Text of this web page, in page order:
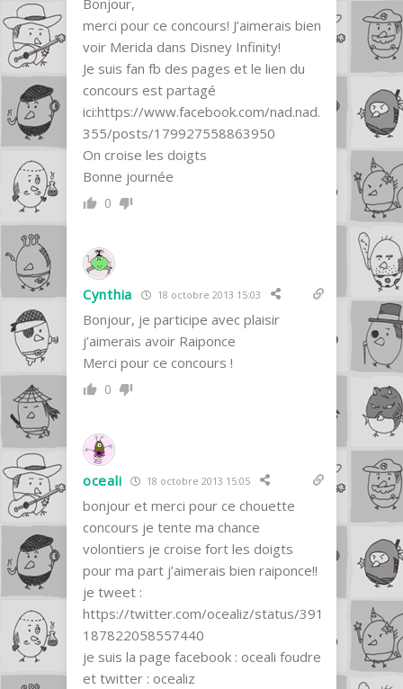
Bonjour,
merci pour ce concours! J’aimerais bien
voir Merida dans Disney Infinity!
Je suis fan fb des pages et le lien du
concours est partagé
ici:https://www.facebook.com/nad.nad.
355/posts/179927558863950
On croise les doigts
Bonne journée
0
Cynthia 18 octobre 2013 15:03
Bonjour, je participe avec plaisir
j’aimerais avoir Raiponce
Merci pour ce concours !
0
oceali 18 octobre 2013 15:05
bonjour et merci pour ce chouette
concours je tente ma chance
volontiers je croise fort les doigts
pour ma part j’aimerais bien raiponce!!
je tweet :
https://twitter.com/ocealiz/status/391
187822058557440
je suis la page facebook : oceali foudre
et twitter : ocealiz